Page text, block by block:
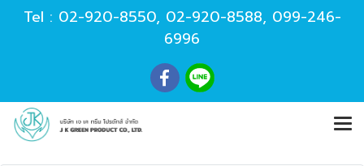
Tel : 02-920-8550, 02-920-8588, 099-246-
6996